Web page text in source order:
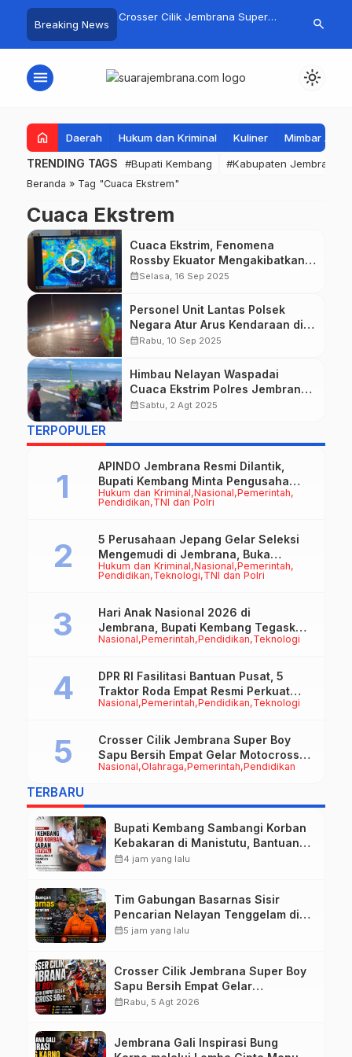
Breaking News
Tenggelam di
Pengambengan
Crosser Cilik Jembrana Super
Motocross 50cc
Jembrana
Mustika Rasa
search
menu light_mode
home Daerah Hukum dan Kriminal Kuliner Mimbar
TRENDING TAGS #Bupati Kembang #Kabupaten Jembrana
Beranda » Tag "Cuaca Ekstrem"
Cuaca Ekstrem
Cuaca Ekstrim, Fenomena
Rossby Ekuator Mengakibatkan
Hujan dan Angin
calendar_monthSelasa, 16 Sep 2025
Personel Unit Lantas Polsek
Negara Atur Arus Kendaraan di
Tengah Hujan Deras
calendar_monthRabu, 10 Sep 2025
Himbau Nelayan Waspadai
Cuaca Ekstrim Polres Jembrana
Sisir Wilayah Pantai
calendar_monthSabtu, 2 Agt 2025
TERPOPULER
Hukum dan Kriminal Nasional Pemerintah
Pendidikan TNI dan Polri
APINDO Jembrana Resmi Dilantik,
Bupati Kembang Minta Pengusaha
Jadi Motor Penggerak Ekonomi
Hukum dan Kriminal Nasional Pemerintah
Pendidikan Teknologi TNI dan Polri
5 Perusahaan Jepang Gelar Seleksi
Mengemudi di Jembrana, Buka
Peluang Kerja bagi Calon PMI
Nasional Pemerintah Pendidikan Teknologi
Hari Anak Nasional 2026 di
Jembrana, Bupati Kembang Tegaskan
Pentingnya Karakter dan Budaya di
Nasional Pemerintah Pendidikan Teknologi
DPR RI Fasilitasi Bantuan Pusat, 5
Traktor Roda Empat Resmi Perkuat
Mekanisasi Pertanian Jembrana
Nasional Olahraga Pemerintah Pendidikan
Crosser Cilik Jembrana Super Boy
Sapu Bersih Empat Gelar Motocross
50cc
TERBARU
Bupati Kembang Sambangi Korban
Kebakaran di Manistutu, Bantuan
Disalurkan untuk Ringankan Beban
calendar_month4 jam yang lalu
Tim Gabungan Basarnas Sisir
Pencarian Nelayan Tenggelam di
Perairan Pantai Pengambengan
calendar_month5 jam yang lalu
Crosser Cilik Jembrana Super Boy
Sapu Bersih Empat Gelar
Motocross 50cc
calendar_monthRabu, 5 Agt 2026
Jembrana Gali Inspirasi Bung